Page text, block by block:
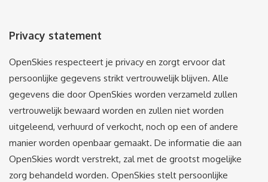
Privacy statement
OpenSkies respecteert je privacy en zorgt ervoor dat
persoonlijke gegevens strikt vertrouwelijk blijven. Alle
gegevens die door OpenSkies worden verzameld zullen
vertrouwelijk bewaard worden en zullen niet worden
uitgeleend, verhuurd of verkocht, noch op een of andere
manier worden openbaar gemaakt. De informatie die aan
OpenSkies wordt verstrekt, zal met de grootst mogelijke
zorg behandeld worden. OpenSkies stelt persoonlijke